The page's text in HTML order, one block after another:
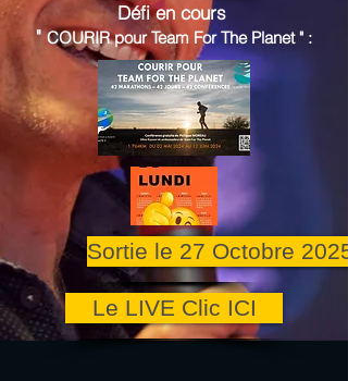
Défi en cours
"COURIR pourTeam For The Planet" :
Sortie le 27 Octobre 2025
Le LIVE Clic ICI